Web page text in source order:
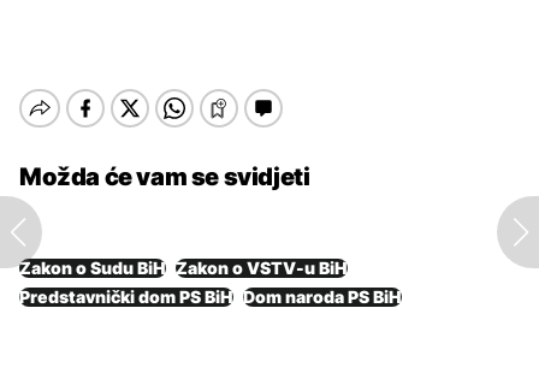
Možda će vam se svidjeti
Zakon o Sudu BiH Zakon o VSTV-u BiH
Predstavnički dom PS BiH Dom naroda PS BiH